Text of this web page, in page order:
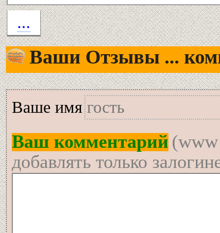
...
Ваши Отзывы ...
Вашe имя
Ваш комментарий
добавлять только